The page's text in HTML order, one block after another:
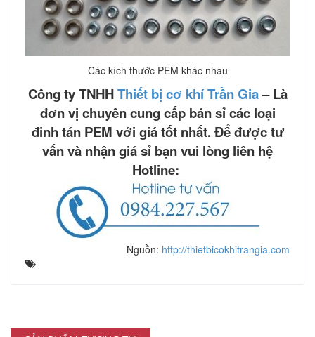
Các kích thước PEM khác nhau
Công ty TNHHThiết bị cơ khí Trần Gia– Là
đơn vị chuyên cung cấp bán sỉ các loại
đinh tán PEM với giá tốt nhất. Để được tư
vấn và nhận giá sỉ bạn vui lòng liên hệ
Hotline:
Nguồn: http://thietbicokhitrangia.com